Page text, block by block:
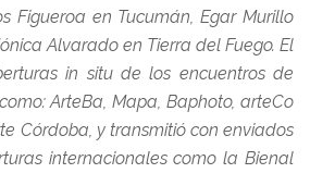
Figueroa en Tucumán, Egar Murillo
Alvarado en Tierra del Fuego. El
in situ de los encuentros de
ArteBa, Mapa, Baphoto, arteCo
Córdoba, y transmitió con enviados
internacionales como la Bienal